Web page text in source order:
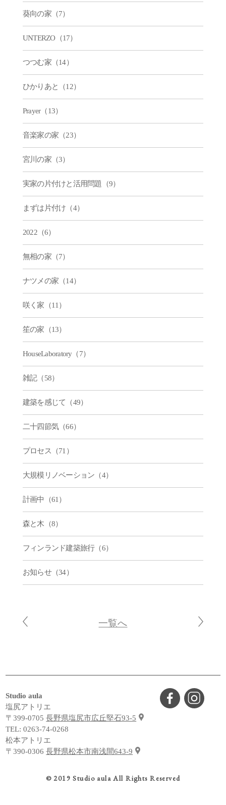
葵向の家（7）
UNTERZO（17）
つつむ家（14）
ひかりあと（12）
Prayer（13）
音楽家の家（23）
宮川の家（3）
実家の片付けと活用問題（9）
まずは片付け（4）
2022（6）
無相の家（7）
ナツメの家（14）
咲く家（11）
笙の家（13）
HouseLaboratory（7）
雑記（58）
建築を感じて（49）
二十四節気（66）
プロセス（71）
大規模リノベーション（4）
計画中（61）
森と木（8）
フィンランド建築旅行（6）
お知らせ（34）
一覧へ
Studio aula
塩尻アトリエ
〒399-0705 長野県塩尻市広丘堅石93-5
TEL:0263-74-0268
松本アトリエ
〒390-0306 長野県松本市南浅間643-9
© 2019 Studio aula All Rights Reserved